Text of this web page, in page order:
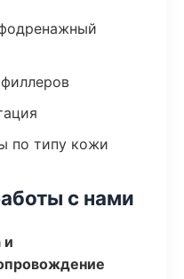
по типу кожи
с нами
и